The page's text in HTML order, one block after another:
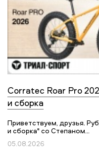
Corratec Roar Pro
и сборка
Приветствуем, друзья.
и сборка" со Степаном...
05.08.2026